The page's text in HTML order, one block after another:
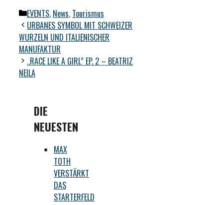
Kategorien
EVENTS, News, Tourismus
URBANES SYMBOL MIT SCHWEIZER
WURZELN UND ITALIENISCHER
MANUFAKTUR
„RACE LIKE A GIRL” EP. 2 – BEATRIZ
NEILA
DIE
NEUESTEN
MAX
TOTH
VERSTÄRKT
DAS
STARTERFELD